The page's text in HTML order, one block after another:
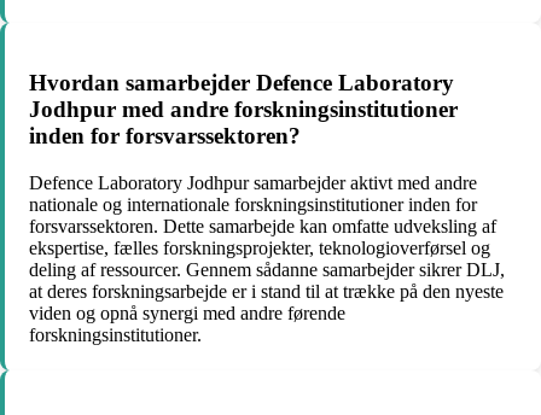
Hvordan samarbejder Defence Laboratory
Jodhpur med andre forskningsinstitutioner
inden for forsvarssektoren?
Defence Laboratory Jodhpur samarbejder aktivt med andre
nationale og internationale forskningsinstitutioner inden for
forsvarssektoren. Dette samarbejde kan omfatte udveksling af
ekspertise, fælles forskningsprojekter, teknologioverførsel og
deling af ressourcer. Gennem sådanne samarbejder sikrer DLJ,
at deres forskningsarbejde er i stand til at trække på den nyeste
viden og opnå synergi med andre førende
forskningsinstitutioner.